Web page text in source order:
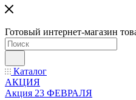
Готовый интернет-магазин
Каталог
АКЦИЯ
Акция 23 ФЕВРАЛЯ